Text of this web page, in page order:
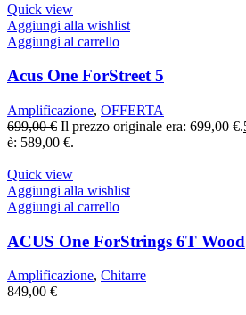
Quick view
Aggiungi alla wishlist
Aggiungi al carrello
Acus One ForStreet 5
Amplificazione, OFFERTA
699,00€ Il prezzo originale era: 699,00 €.
è: 589,00 €.
Quick view
Aggiungi alla wishlist
Aggiungi al carrello
ACUS One ForStrings 6T Wood
Amplificazione, Chitarre
849,00 €